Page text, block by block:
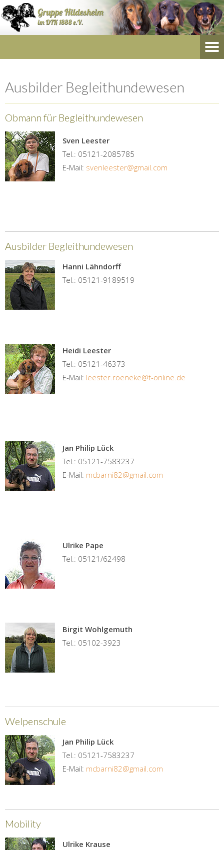
Ausbilder Begleithundewesen
Obmann für Begleithundewesen
Sven Leester
Tel.: 05121-2085785
E-Mail: svenleester@gmail.com
Ausbilder Begleithundewesen
Hanni Lähndorff
Tel.: 05121-9189519
Heidi Leester
Tel.: 05121-46373
E-Mail: leester.roeneke@t-online.de
Jan Philip Lück
Tel.: 05121-7583237
E-Mail: mcbarni82@gmail.com
Ulrike Pape
Tel.: 05121/62498
Birgit Wohlgemuth
Tel.: 05102-3923
Welpenschule
Jan Philip Lück
Tel.: 05121-7583237
E-Mail: mcbarni82@gmail.com
Mobility
Ulrike Krause